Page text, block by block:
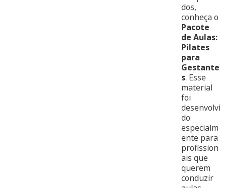
dos,
conheça o
Pacote
de Aulas:
Pilates
para
Gestante
s. Esse
material
foi
desenvolvi
do
especialm
ente para
profission
ais que
querem
conduzir